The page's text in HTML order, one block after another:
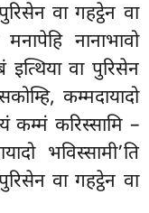
वा गहट्ठेन वा
नानाभावो
इत्थिया वा पुरिसेन
कम्मदायादो
कम्मं करिस्सामि –
भविस्सामी’ति
वा गहट्ठेन वा